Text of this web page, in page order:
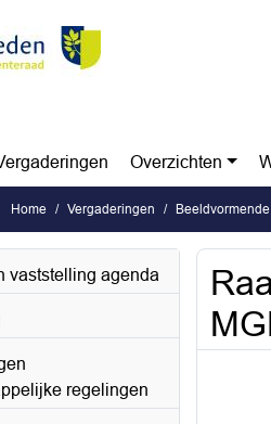
Overzichten
Home Vergaderingen
vaststelling agenda
regelingen